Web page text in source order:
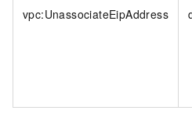
vpc:UnassociateEipAddress